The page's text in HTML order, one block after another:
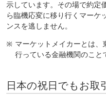
示しています。その場で約定
ら臨機応変に移り行くマーケ
ンスを逃しません。
※ マーケットメイカーとは、
行っている金融機関のこと
日本の祝日でもお取